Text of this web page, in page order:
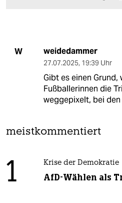
W weidedammer
27.07.2025, 19:39 Uhr
Gibt es einen
Fußballerinnen die
weggepixelt, bei
meistkommentiert
1 Krise der Demokratie
AfD-Wählen als